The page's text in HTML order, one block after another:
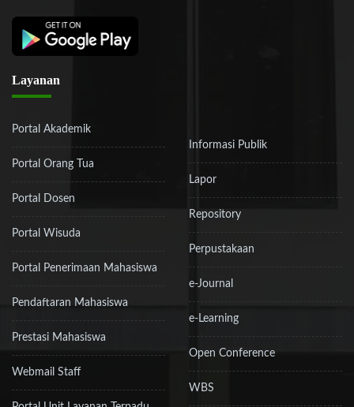
Layanan
Portal Akademik
Portal Orang Tua
Portal Dosen
Portal Wisuda
Portal Penerimaan Mahasiswa
Pendaftaran Mahasiswa
Prestasi Mahasiswa
Webmail Staff
Informasi Publik
Lapor
Repository
Perpustakaan
e-Journal
e-Learning
Open Conference
WBS